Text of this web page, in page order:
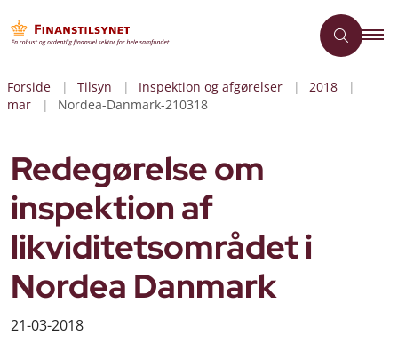
Forside Tilsyn Inspektion og afgørelser
2018
mar
Nordea-Danmark-210318
Redegørelse om
inspektion af
likviditetsområdet i
Nordea Danmark
21-03-2018